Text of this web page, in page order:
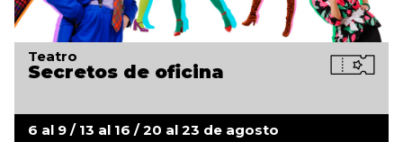
Teatro
Secretos de oficina
6 al 9 / 13 al 16 / 20 al 23 de agosto